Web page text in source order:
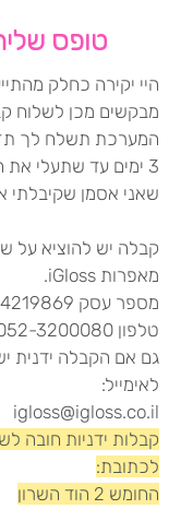
טופס
היי יקירה כחלק
מבקשים מכן לשלוח
המערכת תשלח לך
3 ימים עד שתעלי
שאני אסמן שקיבלתי
קבלה יש להוציא על
מאפרות iGloss.
מספר עסק 204219869
טלפון 052-3200080
גם אם הקבלה ידנית
לאימייל:
igloss@igloss.co.il
קבלות ידניות חובה
לכתובת:
החומש 2 הוד השרון